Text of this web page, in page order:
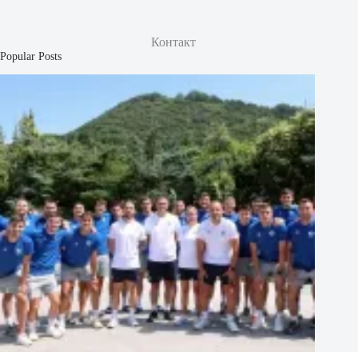
Контакт
Popular Posts